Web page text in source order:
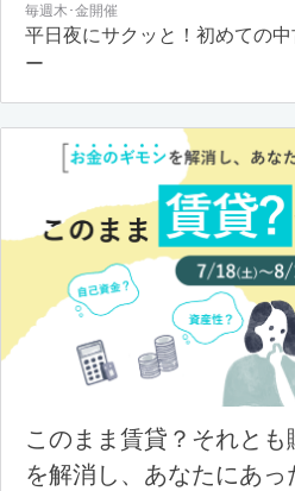
毎週木･金開催
平日夜にサクッと！初めての
ー
このまま賃貸？それと
を解消し、あなたにあっ